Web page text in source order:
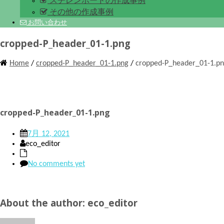
その他の作成事例
お問い合わせ
cropped-P_header_01-1.png
Home / cropped-P_header_01-1.png / cropped-P_header_01-
cropped-P_header_01-1.png
7月 12, 2021
eco_editor
No comments yet
About the author: eco_editor